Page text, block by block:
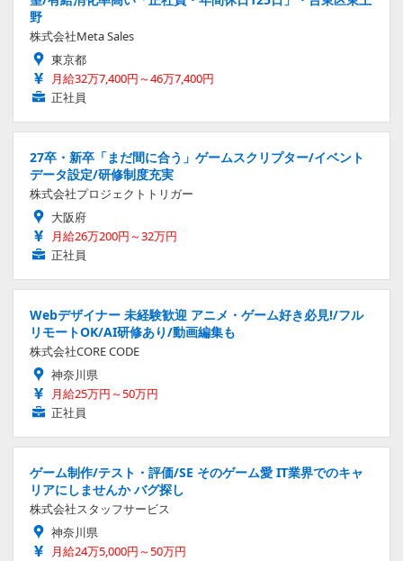
野
株式会社Meta Sales
東京都
月給32万7,400円～46万7,400円
正社員
27卒・新卒「まだ間に合う」ゲームスクリプター/イベント
データ設定/研修制度充実
株式会社プロジェクトトリガー
大阪府
月給26万200円～32万円
正社員
Webデザイナー 未経験歓迎 アニメ・ゲーム好き必見!/フル
リモートOK/AI研修あり/動画編集も
株式会社CORE CODE
神奈川県
月給25万円～50万円
正社員
ゲーム制作/テスト・評価/SE そのゲーム愛 IT業界でのキャ
リアにしませんか バグ探し
株式会社スタッフサービス
神奈川県
月給24万5,000円～50万円